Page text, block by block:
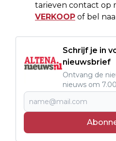
tarieven contact op
VERKOOP of bel
Schrijf je in
nieuwsbrief
Ontvang de
nieuws om